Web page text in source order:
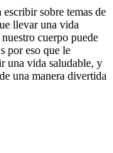
sobre temas de
llevar una vida
cuerpo puede
por eso que le
una vida saludable, y
una manera divertida